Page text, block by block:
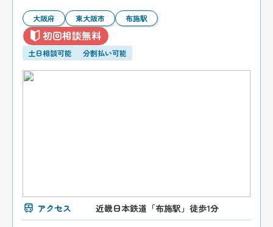
大阪府 東大阪市 布施駅
初回相談無料
土日相談可能 分割払い可能
アクセス
近畿日本鉄道「布施駅」徒歩1分